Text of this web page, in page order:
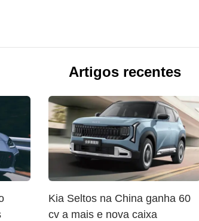
Artigos recentes
Kia Seltos na China ganha 60
cv a mais e nova caixa